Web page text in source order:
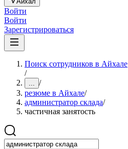
Войти
Войти
Зарегистрироваться
Поиск сотрудников в Айхале
/
... /
резюме в Айхале/
администратор склада/
частичная занятость